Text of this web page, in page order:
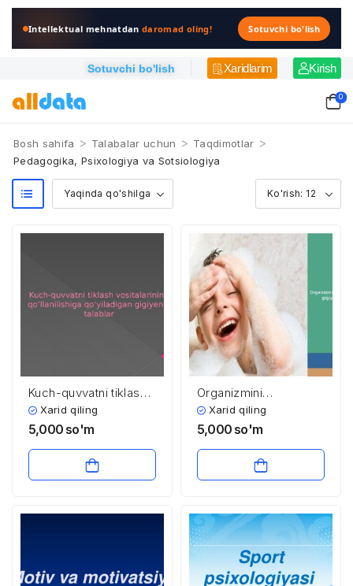
Intellektual mehnatdandaromad oling! Sotuvchi bo'lish
Sotuvchi bo'lish Xaridlarim Kirish
0
Bosh sahifa > Talabalar uchun > Taqdimotlar >
Pedagogika, Psixologiya va Sotsiologiya
Kuch-quvvatni tiklash
vositalarining
qo‘llanilishiga
Xarid qiling
5,000 so'm
Organizmini
chiniqtirishning
gigiyenik asoslari
Xarid qiling
5,000 so'm